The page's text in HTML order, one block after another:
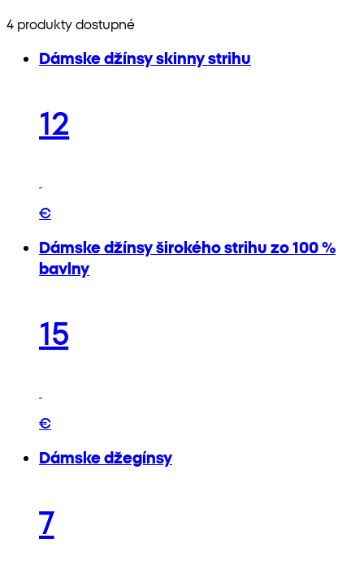
4 produkty dostupné
Dámske džínsy skinny strihu
12
€
Dámske džínsy širokého strihu zo 100 %
bavlny
15
€
Dámske džegínsy
7